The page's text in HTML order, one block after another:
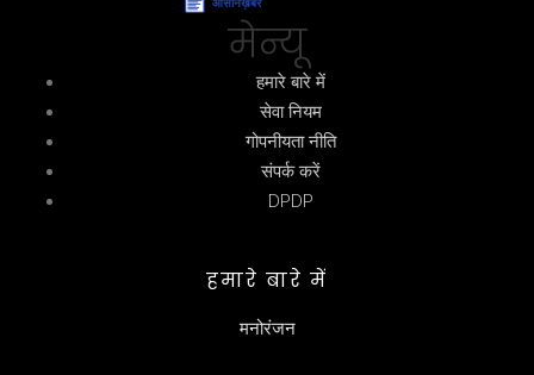
मेन्यू
हमारे बारे में
सेवा नियम
गोपनीयता नीति
संपर्क करें
DPDP
हमारे बारे में
मनोरंजन